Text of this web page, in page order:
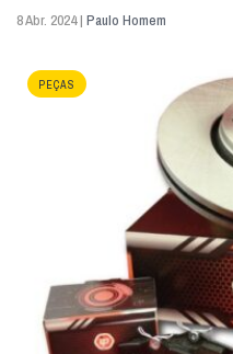
8 Abr. 2024 | Paulo Homem
PEÇAS